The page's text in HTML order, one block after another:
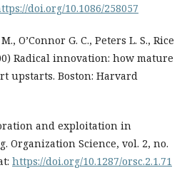
doi.org/10.1086/258057
O’Connor G. C., Peters L. S., Rice
Radical innovation: how mature
upstarts. Boston: Harvard
and exploitation in
Organization Science, vol. 2, no.
https://doi.org/10.1287/orsc.2.1.71